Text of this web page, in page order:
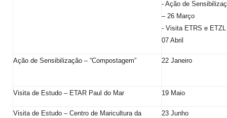
- Ação de
– 26 Março
- Visita ETRS e
07 Abril
Ação de Sensibilização – “Compostagem” 22 Janeiro
Visita de Estudo – ETAR Paul do Mar 19 Maio
Visita de Estudo – Centro de Maricultura da
23 Junho